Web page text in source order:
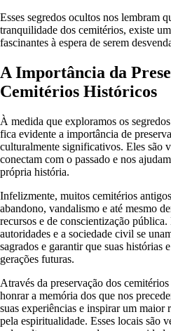
Esses segredos ocultos nos lembram
tranquilidade dos cemitérios, existe
fascinantes à espera de serem
A Importância da
Cemitérios Históricos
À medida que exploramos os
fica evidente a importância de
culturalmente significativos. Eles são
conectam com o passado e nos
própria história.
Infelizmente, muitos cemitérios
abandono, vandalismo e até mesmo
recursos e de conscientização
autoridades e a sociedade civil se
sagrados e garantir que suas histórias
gerações futuras.
Através da preservação dos
honrar a memória dos que nos
suas experiências e inspirar um maior
pela espiritualidade. Esses locais são